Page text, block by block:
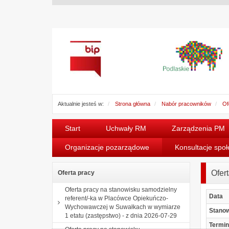
Aktualnie jesteś w: Strona główna Nabór pracowników
Start Uchwały RM Zarządzenia PM
Organizacje pozarządowe Konsultacje
Oferta pracy
Oferta pracy na stanowisku samodzielny
referent/-ka w Placówce Opiekuńczo-
Wychowawczej w Suwałkach w wymiarze
1 etatu (zastępstwo) - z dnia 2026-07-29
Data